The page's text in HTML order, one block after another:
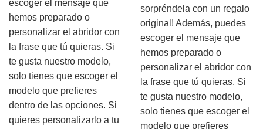
escoger el mensaje que
hemos preparado o
personalizar el abridor con
la frase que tú quieras. Si
te gusta nuestro modelo,
solo tienes que escoger el
modelo que prefieres
dentro de las opciones. Si
quieres personalizarlo a tu
sorpréndela con un regalo
original! Además, puedes
escoger el mensaje que
hemos preparado o
personalizar el abridor con
la frase que tú quieras. Si
te gusta nuestro modelo,
solo tienes que escoger el
modelo que prefieres